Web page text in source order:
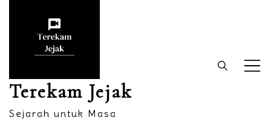
Terekam Jejak
Sejarah untuk Masa